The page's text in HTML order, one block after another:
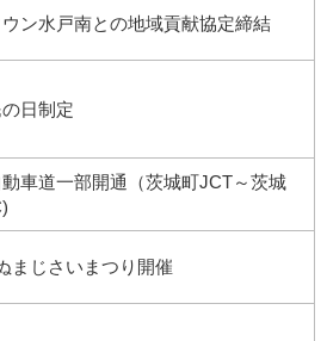
ン水戸南との地域貢献協定締結
日制定
車道一部開通（茨城町JCT～茨城
まじさいまつり開催